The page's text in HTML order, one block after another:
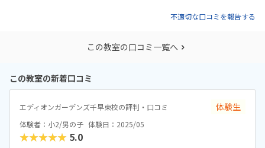
不適切な口コミを報告する
この教室の口コミ一覧へ
この教室の新着口コミ
エディオンガーデンズ千早東校の評判・口コミ 体験生
体験者：小2/男の子 体験日：2025/05
★★★★★ 5.0